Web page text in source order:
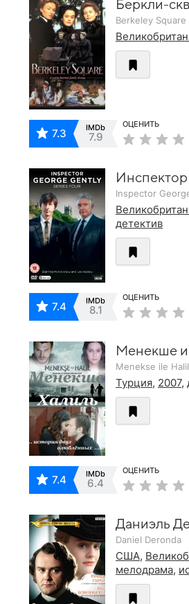
Беркли-
Berkeley Square
7.3 IMDb
7.9
ОЦЕНИТЬ
Inspector
детектив
7.4 IMDb
8.1
ОЦЕНИТЬ
Менекше и
Menekse ile Halil
Турция, 2007,
7.4 IMDb
6.4
ОЦЕНИТЬ
Даниэль
Daniel Deronda
США,
мелодрама,